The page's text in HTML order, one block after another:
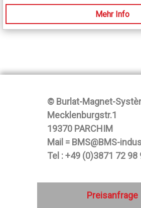
Mehr Info
© Burlat-Magnet-
Mecklenburgstr.1
19370 PARCHIM
Mail = BMS@BMS-
Tel : +49 (0)3871 72 98
Preisanfrage